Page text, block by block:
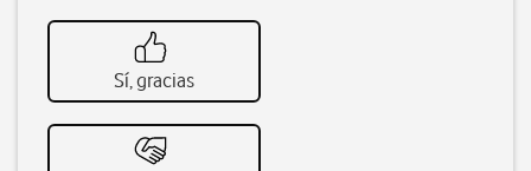
Sí, gracias